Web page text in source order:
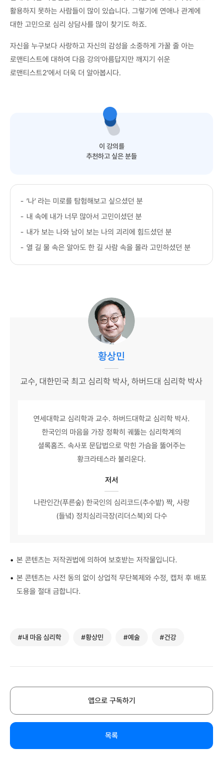
활용하지 못하는 사람들이 많이 있습니다. 그렇기에 연애나 관계에
대한 고민으로 심리 상담사를 많이 찾기도 하죠.
자신을 누구보다 사랑하고 자신의 감성을 소중하게 가꿀 줄 아는
로맨티스트에 대하여 다음 강의‘아름답지만 깨지기 쉬운
로맨티스트2’에서 더욱 더 알아봅시다.
이 강의를
추천하고 싶은 분들
- ’나’ 라는 미로를 탐험해보고 싶으셨던 분
- 내 속에 내가 너무 많아서 고민이셨던 분
- 내가 보는 나와 남이 보는 나의 괴리에 힘드셨던 분
- 열 길 물 속은 알아도 한 길 사람 속을 몰라 고민하셨던 분
황상민
교수, 대한민국 최고 심리학 박사, 하버드대 심리학 박사
연세대학교 심리학과 교수. 하버드대학교 심리학 박사.
한국인의 마음을 가장 정확히 궤뚫는 심리학계의
셜록홈즈. 속사포 문답법으로 막힌 가슴을 뚫어주는
황크라테스라 불리운다.
저서
나란인간(푸른숲) 한국인의 심리코드(추수밭) 짝, 사랑
(들녘) 정치심리극장(리더스북)외 다수
• 본 콘텐츠는 저작권법에 의하여 보호받는 저작물입니다.
• 본 콘텐츠는 사전 동의 없이 상업적 무단복제와 수정, 캡처 후 배포
도용을 절대 금합니다.
#내 마음 심리학 #황상민 #예술 #건강
앱으로 구독하기
목록